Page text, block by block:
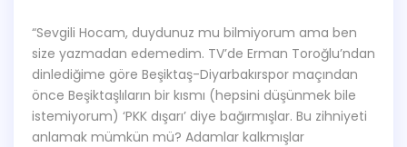
“Sevgili Hocam, duydunuz mu bilmiyorum ama ben
size yazmadan edemedim. TV’de Erman Toroğlu’ndan
dinlediğime göre Beşiktaş-Diyarbakırspor maçından
önce Beşiktaşlıların bir kısmı (hepsini düşünmek bile
istemiyorum) ‘PKK dışarı’ diye bağırmışlar. Bu zihniyeti
anlamak mümkün mü? Adamlar kalkmışlar